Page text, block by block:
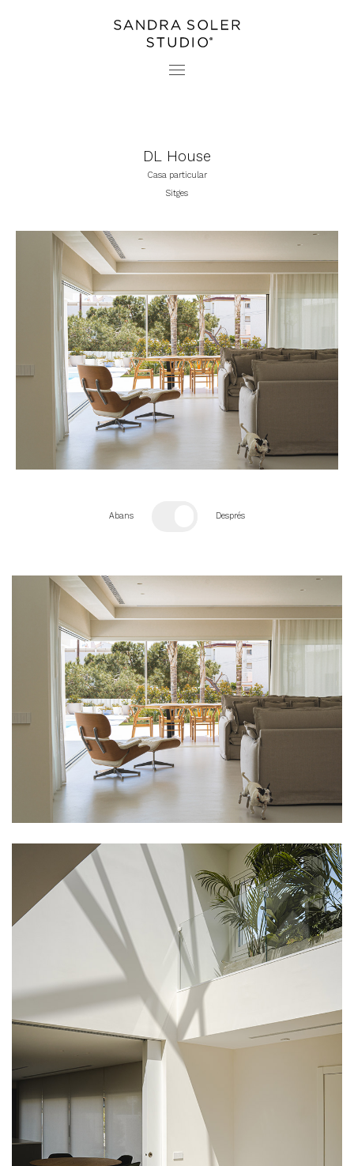
CONTACTE
ESTUDI
PREMSA
DL House
Casa particular
Sitges
Abans Després